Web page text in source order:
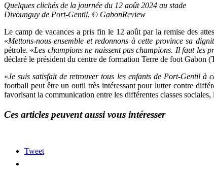
Quelques clichés de la journée du 12 août 2024 au stade
Divounguy de Port-Gentil. © GabonReview
Le camp de vacances a pris fin le 12 août par la remise des
«Mettons-nous ensemble et redonnons à cette province sa
pétrole. «Les champions ne naissent pas champions. Il faut les
déclaré le président du centre de formation Terre de foot Gabon
«Je suis satisfait de retrouver tous les enfants de Port-Gentil à
football peut être un outil très intéressant pour lutter contre
favorisant la communication entre les différentes classes
Ces articles peuvent aussi vous intéresser
Tweet